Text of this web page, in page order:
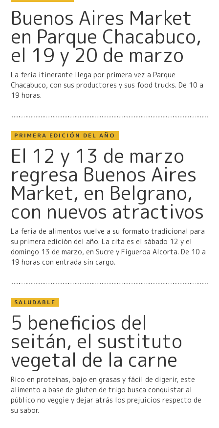
Buenos Aires Market
en Parque Chacabuco,
el 19 y 20 de marzo
La feria itinerante llega por primera vez a Parque
Chacabuco, con sus productores y sus food trucks. De 10 a
19 horas.
PRIMERA EDICIÓN DEL AÑO
El 12 y 13 de marzo
regresa Buenos Aires
Market, en Belgrano,
con nuevos atractivos
La feria de alimentos vuelve a su formato tradicional para
su primera edición del año. La cita es el sábado 12 y el
domingo 13 de marzo, en Sucre y Figueroa Alcorta. De 10 a
19 horas con entrada sin cargo.
SALUDABLE
5 beneficios del
seitán, el sustituto
vegetal de la carne
Rico en proteínas, bajo en grasas y fácil de digerir, este
alimento a base de gluten de trigo busca conquistar al
público no veggie y dejar atrás los prejuicios respecto de
su sabor.